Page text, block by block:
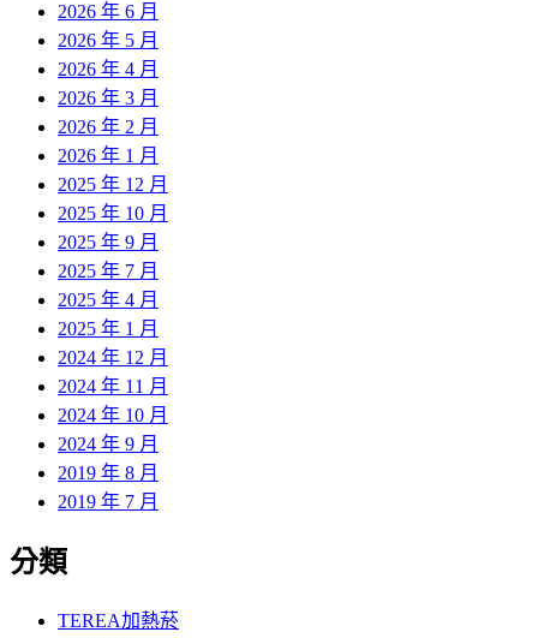
2026 年 6 月
2026 年 5 月
2026 年 4 月
2026 年 3 月
2026 年 2 月
2026 年 1 月
2025 年 12 月
2025 年 10 月
2025 年 9 月
2025 年 7 月
2025 年 4 月
2025 年 1 月
2024 年 12 月
2024 年 11 月
2024 年 10 月
2024 年 9 月
2019 年 8 月
2019 年 7 月
分類
TEREA加熱菸